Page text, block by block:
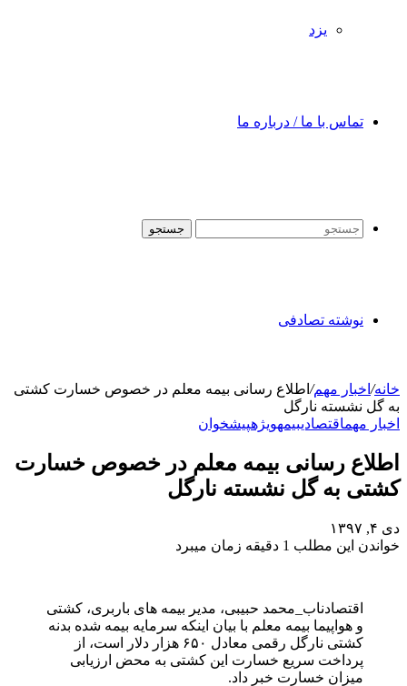
یزد
تماس با ما / درباره ما
جستجو
نوشته تصادفی
خانه/ اخبار مهم/ اطلاع رسانی بیمه معلم در خصوص خسارت کشتی
به گل نشسته نارگل
اخبار مهماقتصادیبیمهویژهپیشخوان
اطلاع رسانی بیمه معلم در خصوص خسارت
کشتی به گل نشسته نارگل
دی ۴, ۱۳۹۷
خواندن این مطلب 1 دقیقه زمان میبرد
اقتصادناب_محمد حبیبی، مدیر بیمه های باربری، کشتی
و هواپیما بیمه معلم با بیان اینکه سرمایه بیمه شده بدنه
کشتی نارگل رقمی معادل ۶۵۰ هزار دلار است، از
پرداخت سریع خسارت این کشتی به محض ارزیابی
میزان خسارت خبر داد.